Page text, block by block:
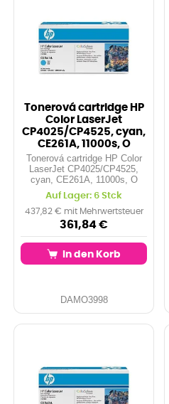
Tonerová cartridge HP
Color LaserJet
CP4025/CP4525, cyan,
CE261A, 11000s, O
Tonerová cartridge HP Color
LaserJet CP4025/CP4525,
cyan, CE261A, 11000s, O
Auf Lager: 6 Stck
437,82 € mit Mehrwertsteuer
361,84 €
In den Korb
DAMO3998